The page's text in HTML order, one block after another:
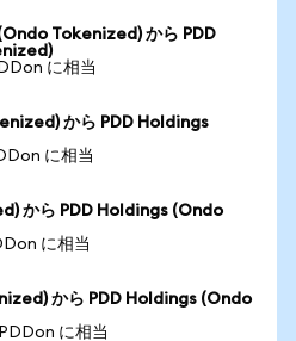
Tokenized) から PDD
に相当
から PDD Holdings
に相当
から PDD Holdings (Ondo
に相当
から PDD Holdings (Ondo
に相当